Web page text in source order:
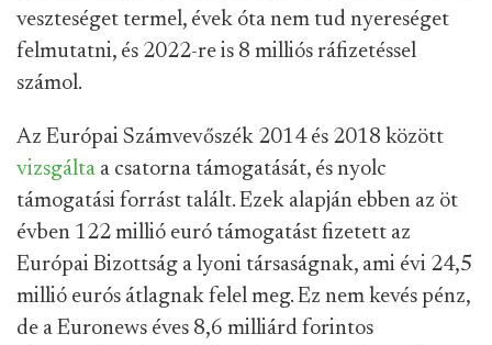
veszteséget termel, évek óta nem tud nyereséget
felmutatni, és 2022-re is 8 milliós ráfizetéssel
számol.
Az Európai Számvevőszék 2014 és 2018 között
vizsgálta a csatorna támogatását, és nyolc
támogatási forrást talált. Ezek alapján ebben az öt
évben 122 millió euró támogatást fizetett az
Európai Bizottság a lyoni társaságnak, ami évi 24,5
millió eurós átlagnak felel meg. Ez nem kevés pénz,
de a Euronews éves 8,6 milliárd forintos